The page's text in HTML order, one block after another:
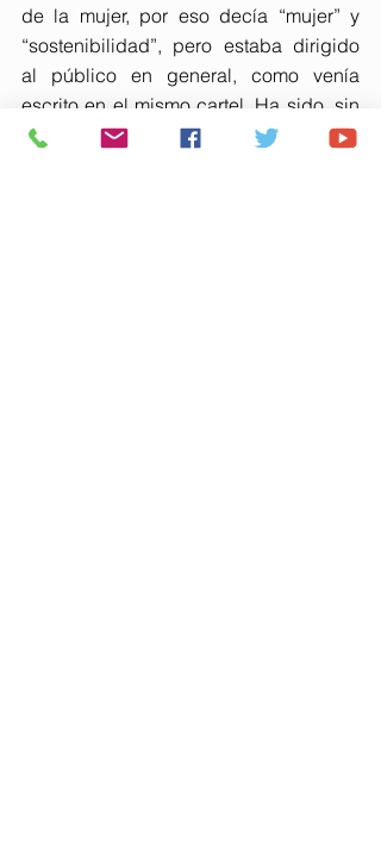
de la mujer, por eso decía “mujer” y
“sostenibilidad”, pero estaba dirigido
al público en general, como venía
escrito en el mismo cartel. Ha sido, sin
duda, muy ingenuo por parte del PP